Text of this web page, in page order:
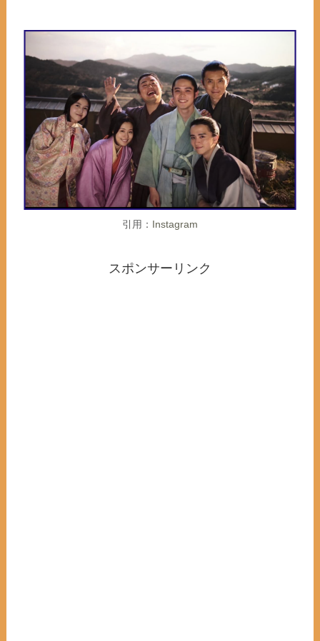
引用： Instagram
スポンサーリンク